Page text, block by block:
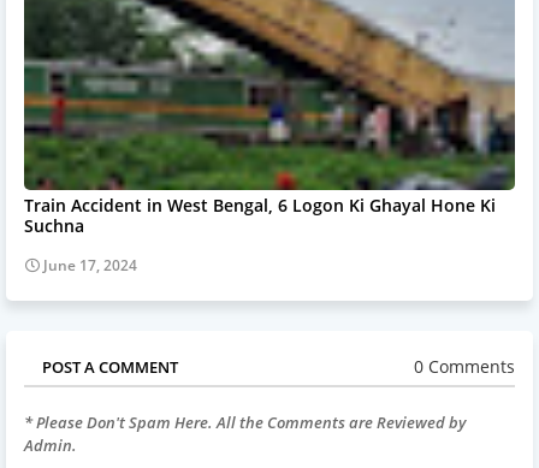
Train Accident in West Bengal, 6 Logon Ki Ghayal Hone Ki
Suchna
June 17, 2024
POST A COMMENT 0 Comments
* Please Don't Spam Here. All the Comments are Reviewed by
Admin.